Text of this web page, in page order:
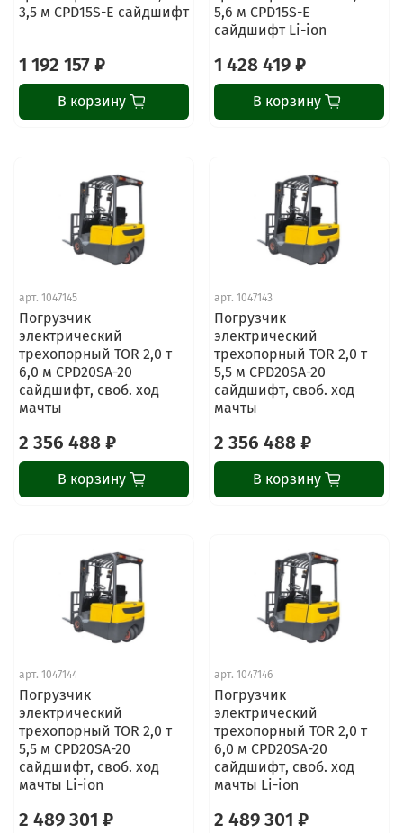
3,5 м CPD15S-E сайдшифт
1 192 157 ₽
В корзину
5,6 м CPD15S-E
сайдшифт Li-ion
1 428 419 ₽
В корзину
арт. 1047145
Погрузчик
электрический
трехопорный TOR 2,0 т
6,0 м CPD20SA-20
сайдшифт, своб. ход
мачты
2 356 488 ₽
В корзину
арт. 1047143
Погрузчик
электрический
трехопорный TOR 2,0 т
5,5 м CPD20SA-20
сайдшифт, своб. ход
мачты
2 356 488 ₽
В корзину
арт. 1047144
Погрузчик
электрический
трехопорный TOR 2,0 т
5,5 м CPD20SA-20
сайдшифт, своб. ход
мачты Li-ion
2 489 301 ₽
арт. 1047146
Погрузчик
электрический
трехопорный TOR 2,0 т
6,0 м CPD20SA-20
сайдшифт, своб. ход
мачты Li-ion
2 489 301 ₽